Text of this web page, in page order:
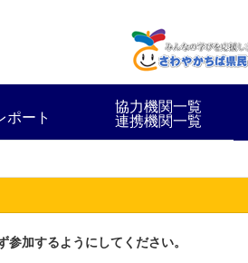
ポート
協力機関一覧
連携機関一覧
加するようにしてください。